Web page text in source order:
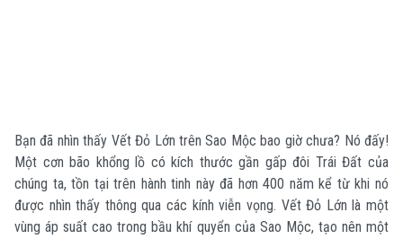
Bạn đã nhìn thấy Vết Đỏ Lớn trên Sao Mộc bao giờ chưa? Nó đấy!
Một cơn bão khổng lồ có kích thước gần gấp đôi Trái Đất của
chúng ta, tồn tại trên hành tinh này đã hơn 400 năm kể từ khi nó
được nhìn thấy thông qua các kính viễn vọng. Vết Đỏ Lớn là một
vùng áp suất cao trong bầu khí quyển của Sao Mộc, tạo nên một